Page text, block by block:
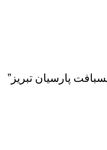
پارسیان تبریز”